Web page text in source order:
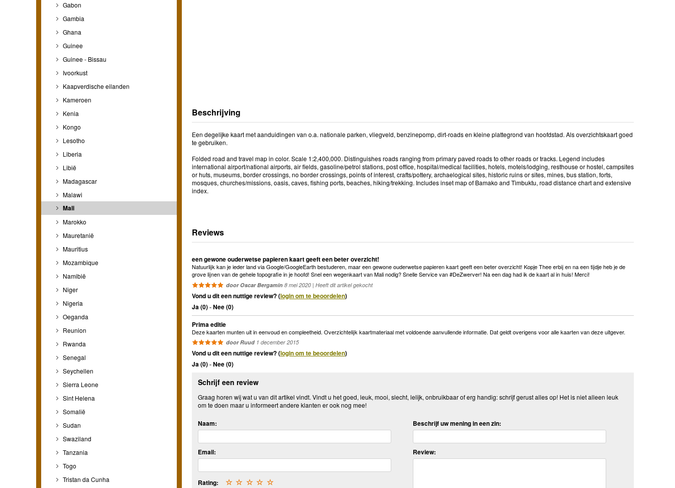
Gabon
Gambia
Ghana
Guinee
Guinee - Bissau
Ivoorkust
Kaapverdische eilanden
Kameroen
Kenia
Kongo
Lesotho
Liberia
Libië
Madagascar
Malawi
Mali
Marokko
Mauretanië
Mauritius
Mozambique
Namibië
Niger
Nigeria
Oeganda
Reunion
Rwanda
Senegal
Seychellen
Sierra Leone
Sint Helena
Somalië
Sudan
Swaziland
Tanzania
Togo
Tristan da Cunha
Beschrijving
Een degelijke kaart met aanduidingen van o.a. nationale parken, vliegveld, benzinepomp, dirt-roads en kleine plattegrond van hoofdstad. Als overzichtskaart goed
te gebruiken.
Folded road and travel map in color. Scale 1:2,400,000. Distinguishes roads ranging from primary paved roads to other roads or tracks. Legend includes
international airport/national airports, air fields, gasoline/petrol stations, post office, hospital/medical facilities, hotels, motels/lodging, resthouse or hostel, campsites
or huts, museums, border crossings, no border crossings, points of interest, crafts/pottery, archaelogical sites, historic ruins or sites, mines, bus station, forts,
mosques, churches/missions, oasis, caves, fishing ports, beaches, hiking/trekking. Includes inset map of Bamako and Timbuktu, road distance chart and extensive
index.
Reviews
een gewone ouderwetse papieren kaart geeft een beter overzicht!
Natuurlijk kan je ieder land via Google/GoogleEarth bestuderen, maar een gewone ouderwetse papieren kaart geeft een beter overzicht! Kopje Thee erbij en na een tijdje heb je de
grove lijnen van de gehele topografie in je hoofd! Snel een wegenkaart van Mali nodig? Snelle Service van #DeZwerver! Na een dag had ik de kaart al in huis! Merci!
door Oscar Bergamin 8 mei 2020 | Heeft dit artikel gekocht
Vond u dit een nuttige review? (login om te beoordelen)
Ja (0)-Nee (0)
Prima editie
Deze kaarten munten uit in eenvoud en compleetheid. Overzichtelijk kaartmateriaal met voldoende aanvullende informatie. Dat geldt overigens voor alle kaarten van deze uitgever.
door Ruud 1 december 2015
Vond u dit een nuttige review? (login om te beoordelen)
Ja (0)-Nee (0)
Schrijf een review
Graag horen wij wat u van dit artikel vindt. Vindt u het goed, leuk, mooi, slecht, lelijk, onbruikbaar of erg handig: schrijf gerust alles op! Het is niet alleen leuk
om te doen maar u informeert andere klanten er ook nog mee!
Naam:
Email:
Rating: ☆
☆
☆
☆
☆
Beschrijf uw mening in een zin:
Review: